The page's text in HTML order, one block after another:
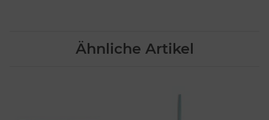
Ähnliche Artikel